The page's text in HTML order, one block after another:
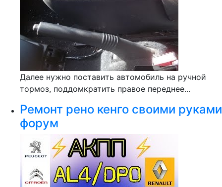
Далее нужно поставить автомобиль на ручной
тормоз, поддомкратить правое переднее...
Ремонт рено кенго своими руками
форум